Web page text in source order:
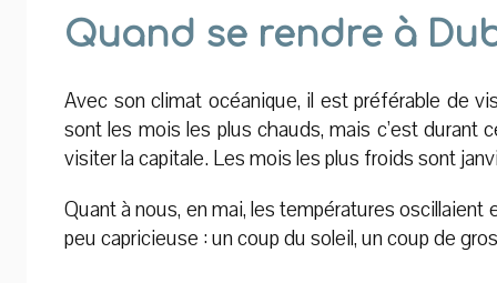
Quand se rendre à
Avec son climat océanique, il est préférable de
sont les mois les plus chauds, mais c’est durant
visiter la capitale. Les mois les plus froids sont
Quant à nous, en mai, les températures oscillaient
peu capricieuse : un coup du soleil, un coup de